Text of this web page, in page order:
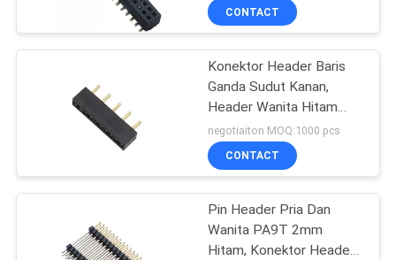
PERMINTAAN
PENAWARAN
SITEMAP
POLICY
CONTACT
Konektor Header Baris
Ganda Sudut Kanan,
Header Wanita Hitam
2,54 Mm
negotiaiton MOQ:1000 pcs
CONTACT
Pin Header Pria Dan
Wanita PA9T 2mm
Hitam, Konektor Header